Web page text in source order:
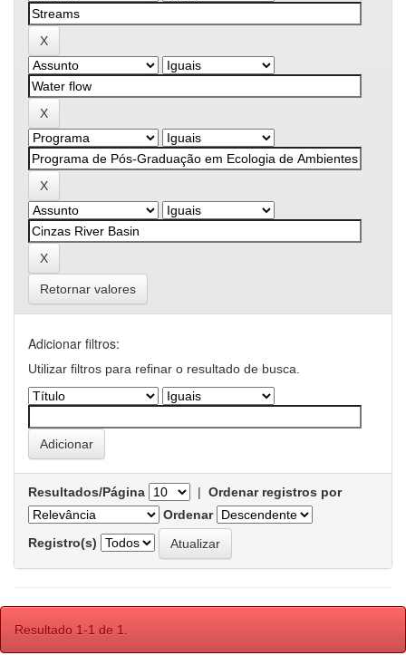
Retornar valores
Adicionar filtros:
Utilizar filtros para refinar o resultado de busca.
Resultados/Página | Ordenar registros por
Ordenar
Registro(s)
Resultado 1-1 de 1.